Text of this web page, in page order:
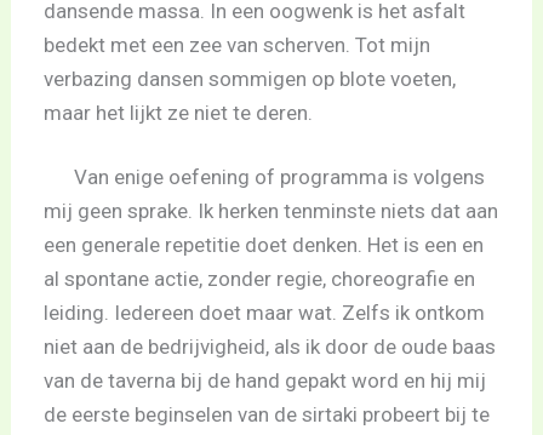
dansende massa. In een oogwenk is het asfalt
bedekt met een zee van scherven. Tot mijn
verbazing dansen sommigen op blote voeten,
maar het lijkt ze niet te deren.
Van enige oefening of programma is volgens
mij geen sprake. Ik herken tenminste niets dat aan
een generale repetitie doet denken. Het is een en
al spontane actie, zonder regie, choreografie en
leiding. Iedereen doet maar wat. Zelfs ik ontkom
niet aan de bedrijvigheid, als ik door de oude baas
van de taverna bij de hand gepakt word en hij mij
de eerste beginselen van de sirtaki probeert bij te